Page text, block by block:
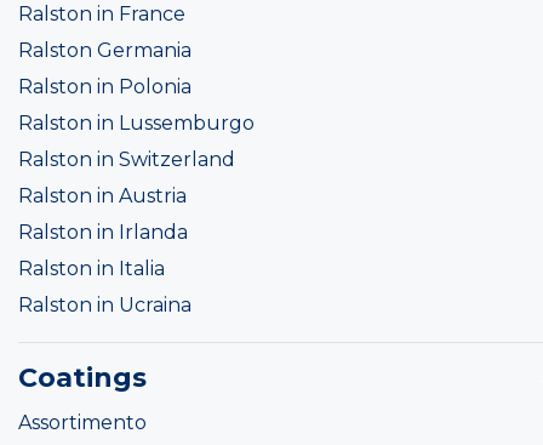
Ralston in France
Ralston Germania
Ralston in Polonia
Ralston in Lussemburgo
Ralston in Switzerland
Ralston in Austria
Ralston in Irlanda
Ralston in Italia
Ralston in Ucraina
Coatings
Assortimento